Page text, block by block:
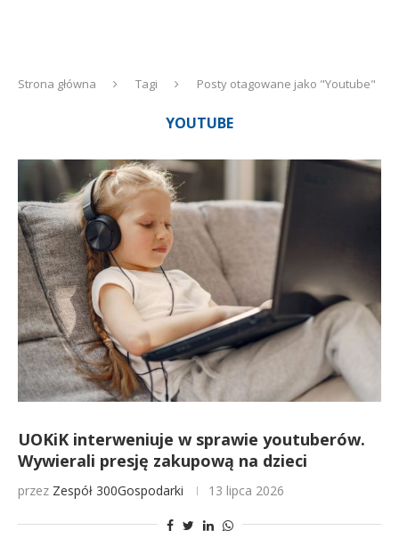
Strona główna Tagi Posty otagowane jako "Youtube"
YOUTUBE
UOKiK interweniuje w sprawie youtuberów.
Wywierali presję zakupową na dzieci
przez Zespół 300Gospodarki 13 lipca 2026